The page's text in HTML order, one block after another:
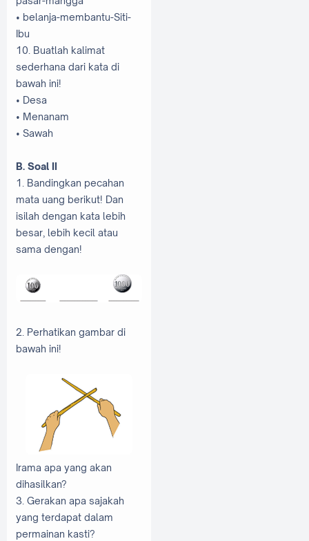
• belanja-membantu-Siti-
Ibu
10. Buatlah kalimat
sederhana dari kata di
bawah ini!
• Desa
• Menanam
• Sawah
B. Soal II
1. Bandingkan pecahan
mata uang berikut! Dan
isilah dengan kata lebih
besar, lebih kecil atau
sama dengan!
2. Perhatikan gambar di
bawah ini!
Irama apa yang akan
dihasilkan?
3. Gerakan apa sajakah
yang terdapat dalam
permainan kasti?